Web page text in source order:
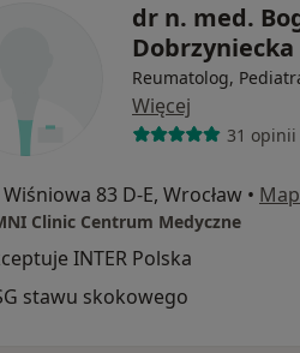
dr n. med.
Dobrzyniecka
Reumatolog,
Więcej
31 opinii
83 D-E, Wrocław •
Clinic Centrum Medyczne
INTER Polska
stawu skokowego